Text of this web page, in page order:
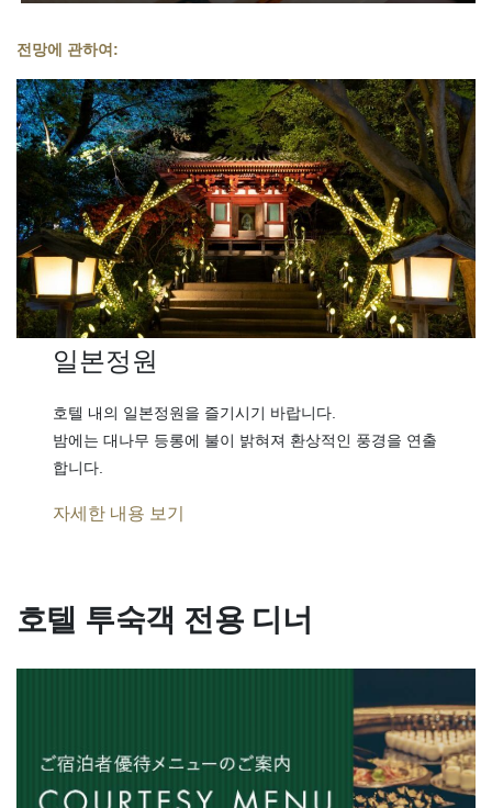
전망에 관하여:
일본정원
호텔 내의 일본정원을 즐기시기 바랍니다.
밤에는 대나무 등롱에 불이 밝혀져 환상적인 풍경을 연출
합니다.
자세한 내용 보기
호텔 투숙객 전용 디너